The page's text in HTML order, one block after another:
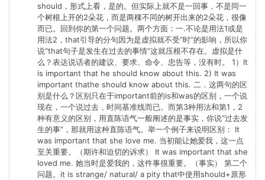
should，形式上看，是的。但实际上就不是一回事，不是同一
个树根上开的2朵花，而是两棵不同的树开出来的2朵花，很像
而已。回到你的第一个问题。两个方面：一.不论是用法1或是
用法2，that引导的分句因为是虚拟就不受“时”的影响，所以你
说“that句子是发生在过去的事情”这就压根不存在。虚拟是什
么？表达说话者的建议、要求、命令、忠告等，没有时。 1）It
is important that he should know about this. 2) It was
important thathe should know about this. 二．这两句的区
别是什么？区别只在于important前的is和was的区别，一个说
现在，一个说过去，时间基准线而已。而第3种用法和第1，2
种有意义的区别，用直陈语气一般阐述的是事实，你说“过去发
生的事”，那就用这种直陈语气。举一个例子来说明区别： It
was important that she love me. 当初能让她爱我，这一点
至关重要。（期许和迫切的诉求） It was important that she
loved me. 她当时是爱我的，这件事很重要。（事实） 第二个
问题。it is strange/ natural/ a pity that中使用should+原形